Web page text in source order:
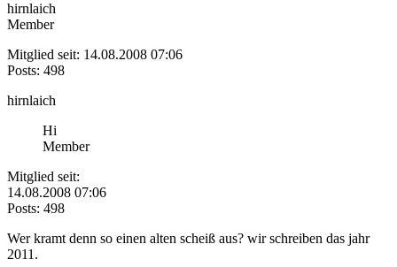
hirnlaich
Member
Mitglied seit: 14.08.2008 07:06
Posts: 498
hirnlaich
Hi
Member
Mitglied seit:
14.08.2008 07:06
Posts: 498
Wer kramt denn so einen alten scheiß aus? wir schreiben das jahr
2011.